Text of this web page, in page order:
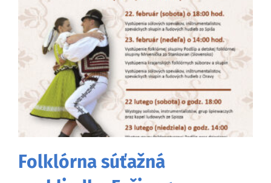
Folklórna súťažná